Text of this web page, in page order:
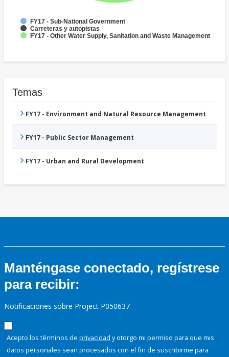
FY17 - Sub-National Government
Carreteras y autopistas
FY17 - Other Water Supply, Sanitation and Waste Management
Temas
FY17 - Environment and Natural Resource Management
FY17 - Public Sector Management
FY17 - Urban and Rural Development
Manténgase conectado, regístrese
para recibir:
Notificaciones sobre Project P050637
Acepto los términos de privacidad y otorgo mi permiso para que mis
datos personales sean procesados con el fin de suscribirme para